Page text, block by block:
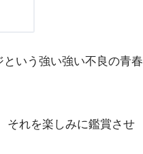
いう強い強い不良の青春
それを楽しみに鑑賞させ